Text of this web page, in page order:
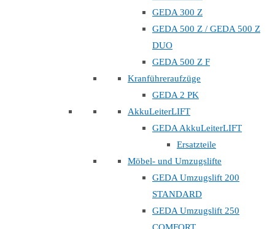
GEDA 300 Z
GEDA 500 Z / GEDA 500 Z
DUO
GEDA 500 Z F
Kranführeraufzüge
GEDA 2 PK
AkkuLeiterLIFT
GEDA AkkuLeiterLIFT
Ersatzteile
Möbel- und Umzugslifte
GEDA Umzugslift 200
STANDARD
GEDA Umzugslift 250